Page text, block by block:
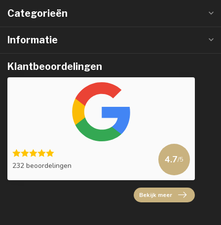
Categorieën
Informatie
Klantbeoordelingen
232 beoordelingen
4.7/5
Bekijk meer